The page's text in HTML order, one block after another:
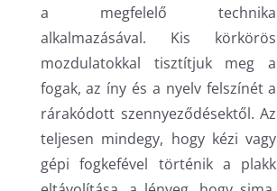
a megfelelő technika
alkalmazásával. Kis körkörös
mozdulatokkal tisztítjuk meg a
fogak, az íny és a nyelv felszínét a
rárakódott szennyeződésektől. Az
teljesen mindegy, hogy kézi vagy
gépi fogkefével történik a plakk